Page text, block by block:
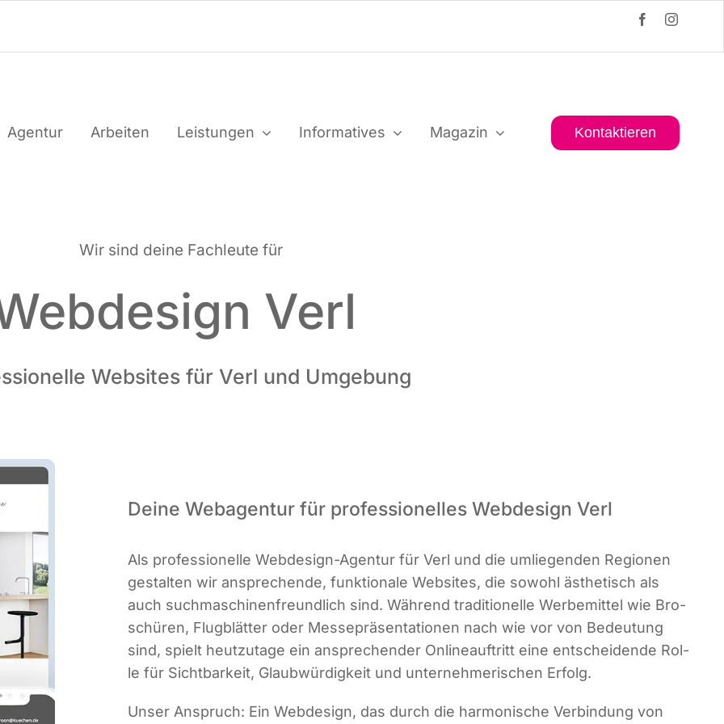
Agen­tur Arbei­ten Leis­tun­gen Infor­ma­ti­ves Maga­zin Kon­tak­tie­ren
Wir sind dei­ne Fach­leu­te für
Verl
Websites für Verl und Umgebung
Deine Webagentur für professionelles Webdesign Verl
Als pro­fes­sio­nel­le Web­de­sign-Agen­tur für Verl und die umlie­gen­den Regio­nen
gestal­ten wir anspre­chen­de, funk­tio­na­le Web­sites, die sowohl ästhe­tisch als
auch such­ma­schi­nen­freund­lich sind. Wäh­rend tra­di­tio­nel­le Wer­be­mit­tel wie Bro­
schü­ren, Flug­blät­ter oder Mes­se­prä­sen­ta­tio­nen nach wie vor von Bedeu­tung
sind, spielt heut­zu­ta­ge ein anspre­chen­der Online­auf­tritt eine ent­schei­den­de Rol­
le für Sicht­bar­keit, Glaub­wür­dig­keit und unter­neh­me­ri­schen Erfolg.
Unser Anspruch: Ein Web­de­sign, das durch die har­mo­ni­sche Ver­bin­dung von